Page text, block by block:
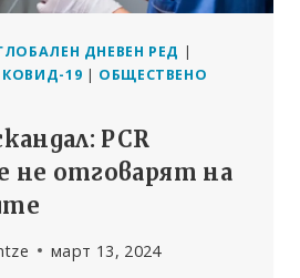
ДНЕВЕН РЕД |
КОВИД-19 | ОБЩЕСТВЕНО
PCR
не отговарят на
март 13, 2024